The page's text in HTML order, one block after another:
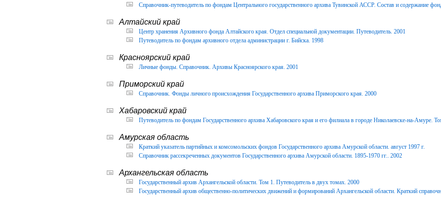
Справочник-путеводитель по фондам Центрального государственного архива Тувинской АССР. Состав и содержание
Алтайский край
Центр хранения Архивного фонда Алтайского края. Отдел специальной документации. Путеводитель. 2001
Путеводитель по фондам архивного отдела администрации г. Бийска. 1998
Красноярский край
Личные фонды. Справочник. Архивы Красноярского края. 2001
Приморский край
Справочник. Фонды личного происхождения Государственного архива Приморского края. 2000
Хабаровский край
Путеводитель по фондам Государственного архива Хабаровского края и его филиала в городе Николаевске-на-Амуре.
Амурская область
Краткий указатель партийных и комсомольских фондов Государственного архива Амурской области. август 1997 г.
Справочник рассекреченных документов Государственного архива Амурской области. 1895-1970 гг.. 2002
Архангельская область
Государственный архив Архангельской области. Том 1. Путеводитель в двух томах. 2000
Государственный архив общественно-политических движений и формирований Архангельской области. Краткий